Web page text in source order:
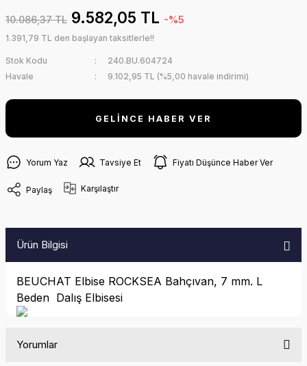
10.086,37 TL 9.582,05 TL -%5
1.391,79 TL den başlayan taksitlerle!!
Stok Kodu
240.BU.604724
Havale
9.102,95 TL (%5,00 havale indirimi)
GELİNCE HABER VER
Yorum Yaz Tavsiye Et Fiyatı Düşünce Haber Ver
Paylaş Karşılaştır
Ürün Bilgisi
BEUCHAT Elbise ROCKSEA Bahçıvan, 7 mm. L
Beden Dalış Elbisesi
Yorumlar